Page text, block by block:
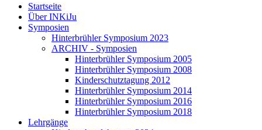
Startseite
Über INKiJu
Symposien
Hinterbrühler Symposium 2023
ARCHIV - Symposien
Hinterbrühler Symposium 2005
Hinterbrühler Symposium 2008
Kinderschutztagung 2012
Hinterbrühler Symposium 2014
Hinterbrühler Symposium 2016
Hinterbrühler Symposium 2018
Lehrgänge